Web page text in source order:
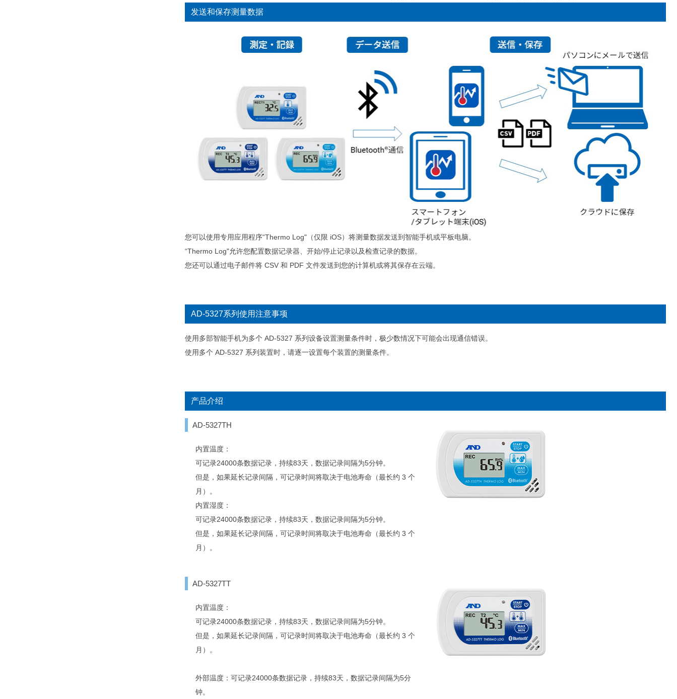
发送和保存测量数据
您可以使用专用应用程序“Thermo Log"（仅限 iOS）将测量数据发送到智能手机或平板电脑。
“Thermo Log"允许您配置数据记录器、开始/停止记录以及检查记录的数据。
您还可以通过电子邮件将 CSV 和 PDF 文件发送到您的计算机或将其保存在云端。
AD-5327系列使用注意事项
使用多部智能手机为多个 AD-5327 系列设备设置测量条件时，极少数情况下可能会出现通信错误。
使用多个 AD-5327 系列装置时，请逐一设置每个装置的测量条件。
产品介绍
AD-5327TH
内置温度：
可记录24000条数据记录，持续83天，数据记录间隔为5分钟。
但是，如果延长记录间隔，可记录时间将取决于电池寿命（最长约 3 个
月）。
内置湿度：
可记录24000条数据记录，持续83天，数据记录间隔为5分钟。
但是，如果延长记录间隔，可记录时间将取决于电池寿命（最长约 3 个
月）。
AD-5327TT
内置温度：
可记录24000条数据记录，持续83天，数据记录间隔为5分钟。
但是，如果延长记录间隔，可记录时间将取决于电池寿命（最长约 3 个
月）。
外部温度：可记录24000条数据记录，持续83天，数据记录间隔为5分
钟。